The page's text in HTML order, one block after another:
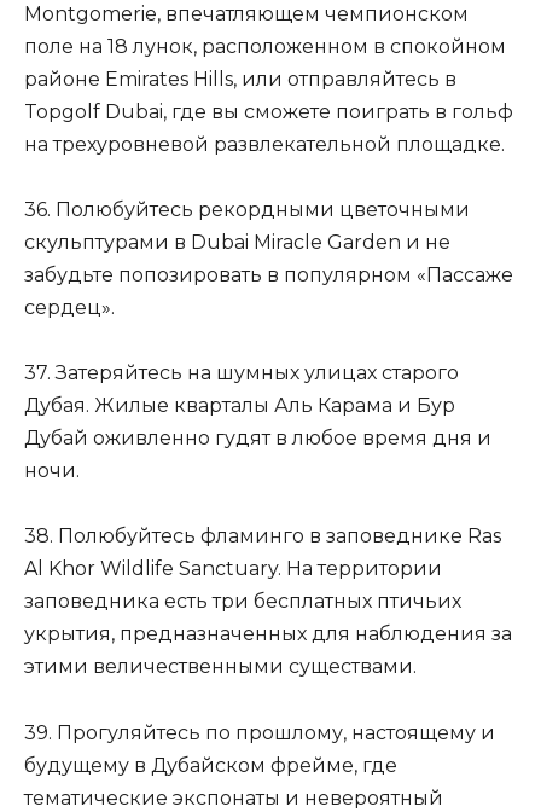
Montgomerie, впечатляющем чемпионском
поле на 18 лунок, расположенном в спокойном
районе Emirates Hills, или отправляйтесь в
Topgolf Dubai, где вы сможете поиграть в гольф
на трехуровневой развлекательной площадке.
36. Полюбуйтесь рекордными цветочными
скульптурами в Dubai Miracle Garden и не
забудьте попозировать в популярном «Пассаже
сердец».
37. Затеряйтесь на шумных улицах старого
Дубая. Жилые кварталы Аль Карама и Бур
Дубай оживленно гудят в любое время дня и
ночи.
38. Полюбуйтесь фламинго в заповеднике Ras
Al Khor Wildlife Sanctuary. На территории
заповедника есть три бесплатных птичьих
укрытия, предназначенных для наблюдения за
этими величественными существами.
39. Прогуляйтесь по прошлому, настоящему и
будущему в Дубайском фрейме, где
тематические экспонаты и невероятный